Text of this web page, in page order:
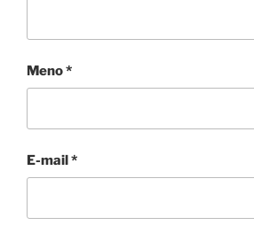
Meno*
E-mail*